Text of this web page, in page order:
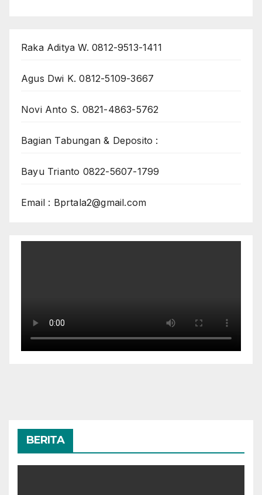
Raka Aditya W. 0812-9513-1411
Agus Dwi K. 0812-5109-3667
Novi Anto S. 0821-4863-5762
Bagian Tabungan & Deposito :
Bayu Trianto 0822-5607-1799
Email : Bprtala2@gmail.com
BERITA